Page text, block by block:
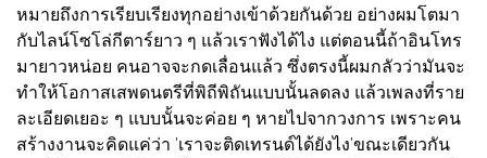
หมายถึงการเรียบเรียงทุกอย่างเข้าด้วยกันด้วย อย่างผมโตมา
กับไลน์โซโล่กีตาร์ยาว ๆ แล้วเราฟังได้ไง แต่ตอนนี้ถ้าอินโทร
มายาวหน่อย คนอาจจะกดเลื่อนแล้ว ซึ่งตรงนี้ผมกลัวว่ามันจะ
ทำให้โอกาสเสพดนตรีที่พิถีพิถันแบบนั้นลดลง แล้วเพลงที่ราย
ละเอียดเยอะ ๆ แบบนั้นจะค่อย ๆ หายไปจากวงการ เพราะคน
สร้างงานจะคิดแค่ว่า 'เราจะติดเทรนด์ได้ยังไง'ขณะเดียวกัน